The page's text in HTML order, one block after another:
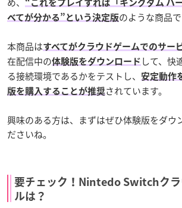
“これをプレイすれば「キングダム ハ
べてが分かる”という決定版のような商品で
本商品はすべてがクラウドゲームでのサー
在配信中の体験版をダウンロード して、快
る接続環境であるかをテストし、
安定動作
版を購入することが推奨されています。
興味のある方は、まずはぜひ体験版をダウ
ださいね。
要チェック！Nintedo Switchクラ
ルは？